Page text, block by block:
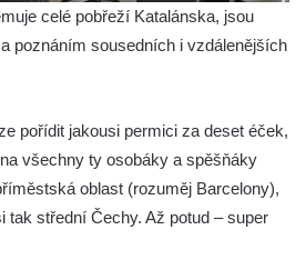
celé pobřeží Katalánska, jsou
poznáním sousedních i vzdálenějších
pořídit jakousi permici za deset éček,
všechny ty osobáky a spěšňáky
oblast (rozuměj Barcelony),
tak střední Čechy. Až potud – super